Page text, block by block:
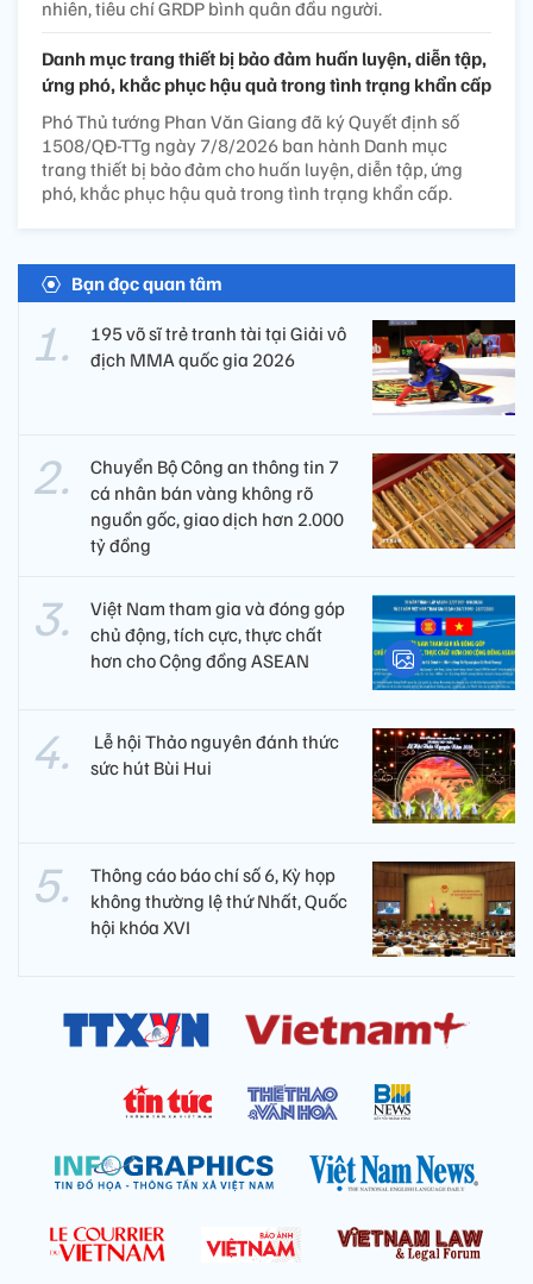
nhiên, tiêu chí GRDP bình quân đầu người.
Danh mục trang thiết bị bảo đảm huấn luyện, diễn tập,
ứng phó, khắc phục hậu quả trong tình trạng khẩn cấp
Phó Thủ tướng Phan Văn Giang đã ký Quyết định số
1508/QĐ-TTg ngày 7/8/2026 ban hành Danh mục
trang thiết bị bảo đảm cho huấn luyện, diễn tập, ứng
phó, khắc phục hậu quả trong tình trạng khẩn cấp.
Bạn đọc quan tâm
195 võ sĩ trẻ tranh tài tại Giải vô
địch MMA quốc gia 2026
Chuyển Bộ Công an thông tin 7
cá nhân bán vàng không rõ
nguồn gốc, giao dịch hơn 2.000
tỷ đồng
Việt Nam tham gia và đóng góp
chủ động, tích cực, thực chất
hơn cho Cộng đồng ASEAN
​ Lễ hội Thảo nguyên đánh thức
sức hút Bùi Hui
Thông cáo báo chí số 6, Kỳ họp
không thường lệ thứ Nhất, Quốc
hội khóa XVI